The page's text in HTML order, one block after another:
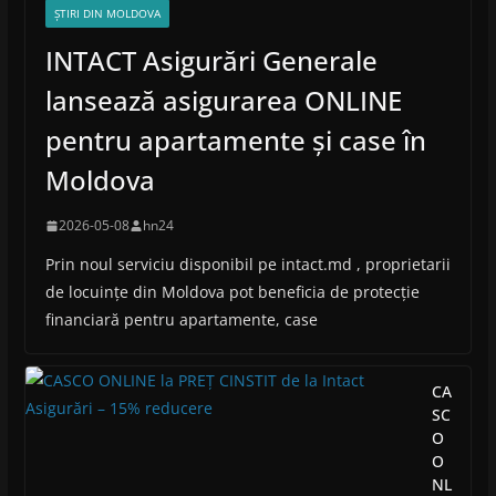
ȘTIRI DIN MOLDOVA
INTACT Asigurări Generale
lansează asigurarea ONLINE
pentru apartamente și case în
Moldova
2026-05-08 hn24
Prin noul serviciu disponibil pe intact.md , proprietarii
de locuințe din Moldova pot beneficia de protecție
financiară pentru apartamente, case
CA
SC
O
O
NL